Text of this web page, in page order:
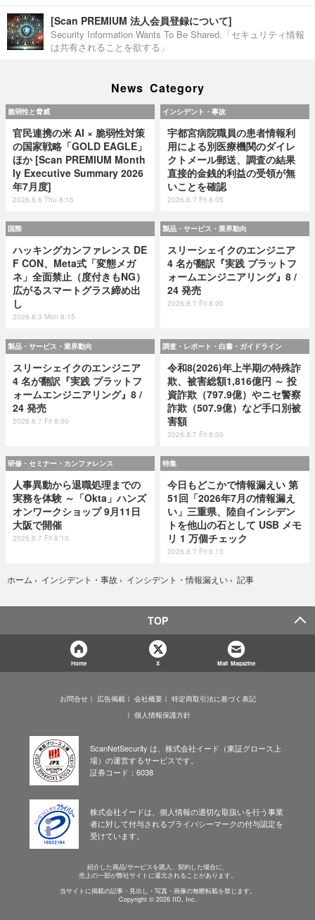
[Scan PREMIUM 法人会員登録について]
Security Information Wants To Be Shared.「セキュリティ情報
は共有されることを欲する」
News Category
脆弱性と脅威
官民連携の米 AI × 脆弱性対策
の国家戦略「GOLD EAGLE」
ほか [Scan PREMIUM Month
ly Executive Summary 2026
年7月度]
2026.8.6 Thu 8:15
インシデント・事故
宇都宮病院職員の患者情報利
用による別医療機関のダイレ
クトメール郵送、調査の結果
直接的金銭的利益の受領が無
いことを確認
2026.8.7 Fri 8:05
国際
ハッキングカンファレンス DE
F CON、Meta式「変態メガ
ネ」全面禁止（度付きもNG）
広がるスマートグラス締め出
し
2026.8.3 Mon 8:15
製品・サービス・業界動向
スリーシェイクのエンジニア
4 名が翻訳『実践 プラットフ
ォームエンジニアリング』8 /
24 発売
2026.8.7 Fri 8:00
製品・サービス・業界動向
スリーシェイクのエンジニア
4 名が翻訳『実践 プラットフ
ォームエンジニアリング』8 /
24 発売
2026.8.7 Fri 8:00
調査・レポート・白書・ガイドライン
令和8(2026)年上半期の特殊詐
欺、被害総額1,816億円 ～ 投
資詐欺（797.9億）やニセ警察
詐欺（507.9億）など手口別被
害額
2026.8.7 Fri 8:00
研修・セミナー・カンファレンス
人事異動から退職処理までの
実務を体験 ～「Okta」ハンズ
オンワークショップ 9月11日
大阪で開催
2026.8.7 Fri 8:10
特集
今日もどこかで情報漏えい 第
51回「2026年7月の情報漏え
い」三重県、陸自インシデン
トを他山の石として USB メモ
リ 1 万個チェック
2026.8.7 Fri 8:15
ホーム › インシデント・事故 › インシデント・情報漏えい › 記事
TOP
Home X Mail Magazine
お問合せ 広告掲載 会社概要
特定商取引法に基づく表記
個人情報保護方針
ScanNetSecurity は、株式会社イード（東証グロース上
場）の運営するサービスです。
証券コード：6038
株式会社イードは、個人情報の適切な取扱いを行う事業
者に対して付与されるプライバシーマークの付与認定を
受けています。
紹介した商品/サービスを購入、契約した場合に、
売上の一部が弊社サイトに還元されることがあります。
当サイトに掲載の記事・見出し・写真・画像の無断転載を禁じます。
Copyright © 2026 IID, Inc.